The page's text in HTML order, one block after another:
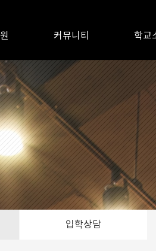
커뮤니티 학교
입학상담